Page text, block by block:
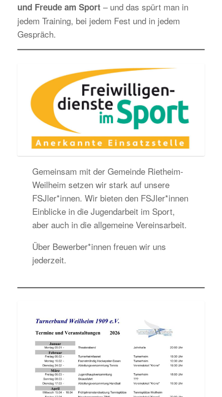
und Freude am Sport – und das spürt man in
jedem Training, bei jedem Fest und in jedem
Gespräch.
Gemeinsam mit der Gemeinde Rietheim-
Weilheim setzen wir stark auf unsere
FSJler*innen. Wir bieten den FSJler*innen
Einblicke in die Jugendarbeit im Sport,
aber auch in die allgemeine Vereinsarbeit.
Über Bewerber*innen freuen wir uns
jederzeit.